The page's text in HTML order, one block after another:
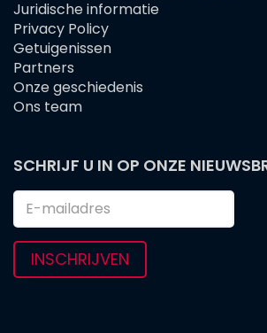
MENU
Juridische informatie
Privacy Policy
Getuigenissen
Partners
Onze geschiedenis
Ons team
SCHRIJF U IN OP ONZE
INSCHRIJVEN